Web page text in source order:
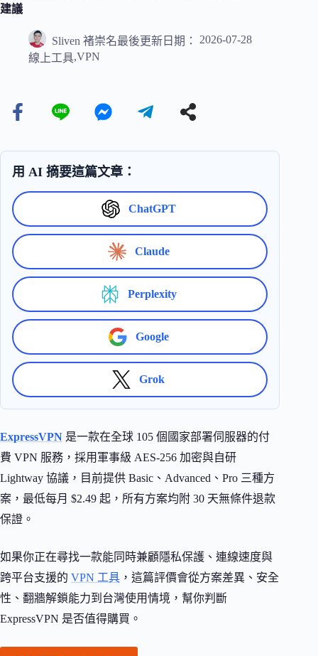
建議
Sliven 褚崇名最後更新日期：
2026-07-28
線上工具,VPN
用 AI 摘要這篇文章：
ChatGPT
Claude
Perplexity
Google
Grok
ExpressVPN 是一款在全球 105 個國家部署伺服器的付
費 VPN 服務，採用軍事級 AES-256 加密與自研
Lightway 協議，目前提供 Basic、Advanced、Pro 三種方
案，最低每月 $2.49 起，所有方案均附 30 天無條件退款
保證。
如果你正在尋找一款能同時兼顧隱私保護、連線速度與
跨平台支援的 VPN 工具 ，這篇評價會從方案差異、安全
性、翻牆解鎖能力到台灣使用情境，幫你判斷
ExpressVPN 是否值得購買。